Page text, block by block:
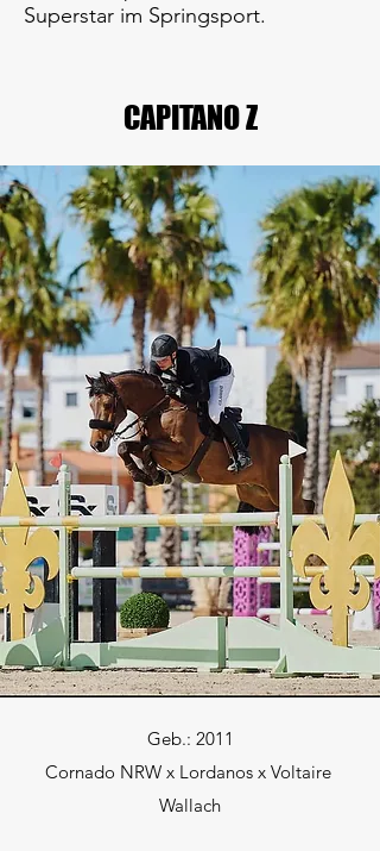
Superstar im Springsport.
CAPITANO Z
Geb.: 2011
Cornado NRW x Lordanos x Voltaire
Wallach